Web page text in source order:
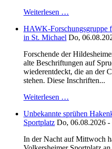
Weiterlesen …
HAWK-Forschungsgruppe
in St. Michael Do,
Forschende der
alte Beschriftungen auf
wiederentdeckt, die an der
stehen. Diese Inschriften...
Weiterlesen …
Unbekannte sprühen
Sportplatz Do, 06.08.2026 -
In der Nacht auf Mittwoch